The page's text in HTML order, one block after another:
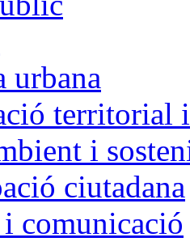
urbana
territorial
i
ciutadana
i comunicació